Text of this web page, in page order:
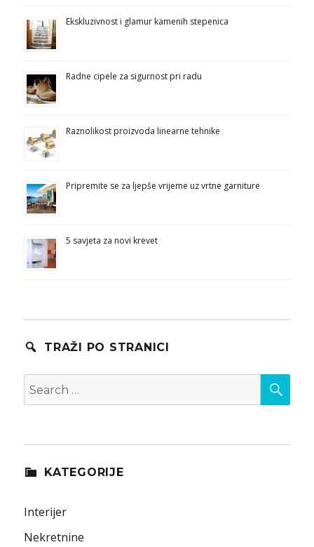
Ekskluzivnost i glamur kamenih stepenica
Radne cipele za sigurnost pri radu
Raznolikost proizvoda linearne tehnike
Pripremite se za ljepše vrijeme uz vrtne garniture
5 savjeta za novi krevet
TRAŽI PO STRANICI
Search
for:
KATEGORIJE
Interijer
Nekretnine